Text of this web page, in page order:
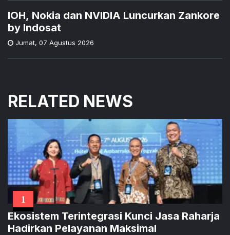
IOH, Nokia dan NVIDIA Luncurkan Zankore
by Indosat
Jumat, 07 Agustus 2026
RELATED NEWS
1
Ekosistem Terintegrasi Kunci Jasa Raharja
Hadirkan Pelayanan Maksimal